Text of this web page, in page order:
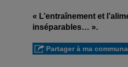
« L’entraînement et
inséparables… ».
Partager à ma